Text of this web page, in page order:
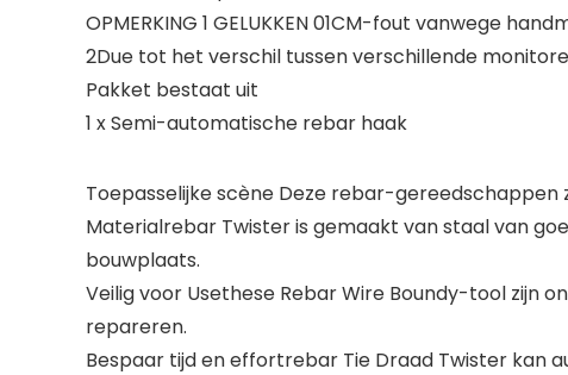
OPMERKING 1 GELUKKEN 01CM-fout vanwege
2Due tot het verschil tussen verschillende
Pakket bestaat uit
1 x Semi-automatische rebar haak
Toepasselijke scène Deze rebar-
Materialrebar Twister is gemaakt van staal van
bouwplaats.
Veilig voor Usethese Rebar Wire Boundy-tool zijn
repareren.
Bespaar tijd en effortrebar Tie Draad Twister kan